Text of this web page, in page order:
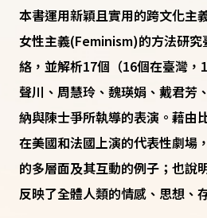
本書運用新穎且實用的跨文化
女性主義(Feminism)的方法研究
絡，並解析17個（16個在臺灣，
聲川、周慧玲、魏瑛娟、戴君芳
納與陳士爭所執導的表演。藉由
在美國和法國上演的代表性劇場
的多層面及其互動的例子；也說
反映了全體人類的情感、思想、